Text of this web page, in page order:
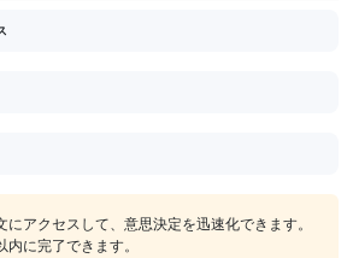
アクセスして、意思決定を迅速化できます。
に完了できます。